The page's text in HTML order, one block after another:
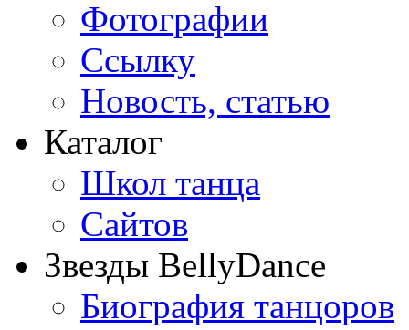
Фотографии
Ссылку
Новость, статью
Каталог
Школ танца
Сайтов
Звезды BellyDance
Биография танцоров